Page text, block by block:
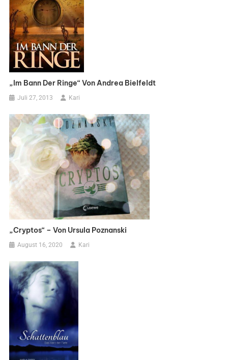
„Im Bann Der Ringe“ Von Andrea Bielfeldt
Juli 27, 2013 Kari
„Cryptos“ – Von Ursula Poznanski
August 16, 2020 Kari